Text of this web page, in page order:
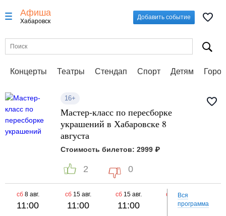
Афиша
Хабаровск
Добавить событие
Концерты Театры Стендап Спорт Детям
16+
Мастер-класс по пересборке
украшений в Хабаровске 8
августа
Стоимость билетов: 2999 ₽
2 0
сб 8 авг.
11:00
сб 15 авг.
11:00
сб 15 авг.
11:00
сб 22 авг.
11:00
Вся
программа